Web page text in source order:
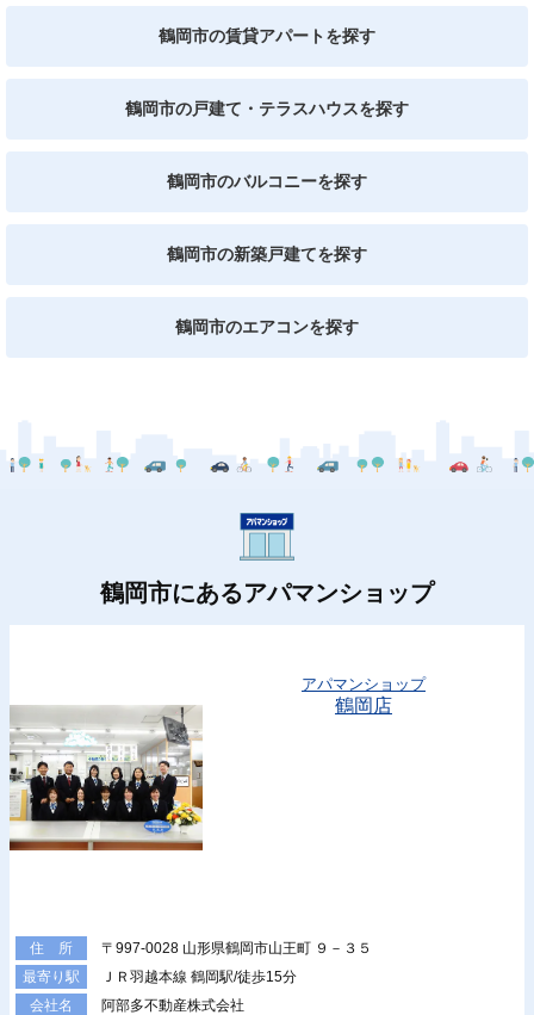
鶴岡市の賃貸アパートを探す
鶴岡市の戸建て・テラスハウスを探す
鶴岡市のバルコニーを探す
鶴岡市の新築戸建てを探す
鶴岡市のエアコンを探す
鶴岡市にあるアパマンショップ
アパマンショップ
鶴岡店
住 所
〒997-0028 山形県鶴岡市山王町 ９－３５
最寄り駅
ＪＲ羽越本線 鶴岡駅/徒歩15分
会社名
阿部多不動産株式会社